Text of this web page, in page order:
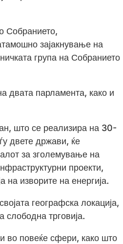
Собранието,
зајакнување на
група на Собранието
двата парламента, како и
што се реализира на 30-
двете држави, ќе
за зголемување на
проекти,
на изворите на енергија.
географска локација,
трговија.
во повеќе сфери, како што